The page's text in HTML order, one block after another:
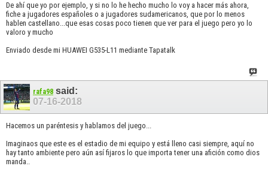
De ahí que yo por ejemplo, y si no lo he hecho mucho lo voy a hacer más ahora,
fiche a jugadores españoles o a jugadores sudamericanos, que por lo menos
hablen castellano...que esas cosas poco tienen que ver para el juego pero yo lo
valoro y mucho
Enviado desde mi HUAWEI G535-L11 mediante Tapatalk
rafa98 said:
07-16-2018
Hacemos un paréntesis y hablamos del juego...
Imaginaos que este es el estadio de mi equipo y está lleno casi siempre, aquí no
hay tanto ambiente pero aún así fijaros lo que importa tener una afición como dios
manda..